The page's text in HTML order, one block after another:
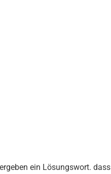
ein Lösungswort. dass